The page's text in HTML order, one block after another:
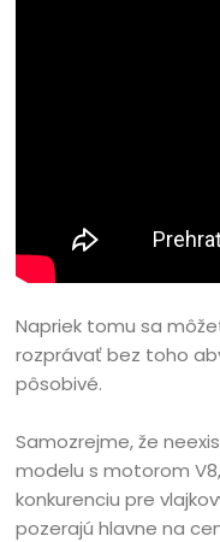
Napriek tomu sa
rozprávať bez toho
pôsobivé.
Samozrejme, že
modelu s motorom
konkurenciu pre
pozerajú hlavne na